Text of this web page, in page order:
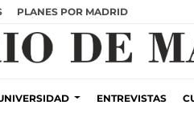
PLANES POR MADRID
ENTREVISTAS